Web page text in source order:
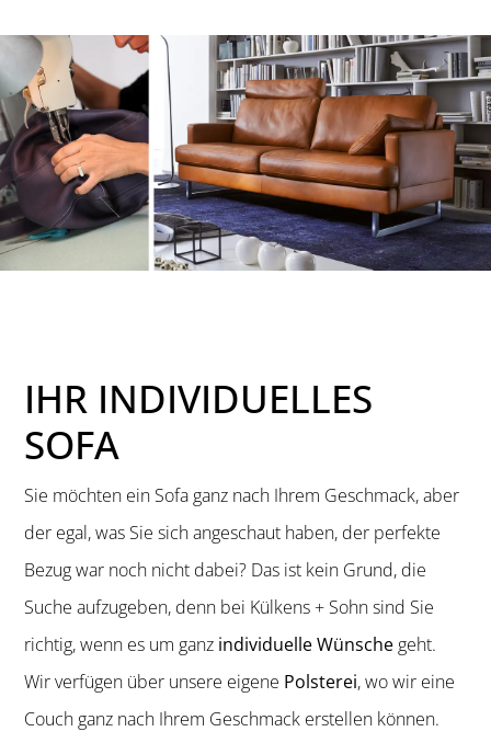
IHR INDIVIDUELLES
SOFA
Sie möchten ein Sofa ganz nach Ihrem Geschmack, aber
der egal, was Sie sich angeschaut haben, der perfekte
Bezug war noch nicht dabei? Das ist kein Grund, die
Suche aufzugeben, denn bei Külkens + Sohn sind Sie
richtig, wenn es um ganz individuelle Wünsche geht.
Wir verfügen über unsere eigene Polsterei, wo wir eine
Couch ganz nach Ihrem Geschmack erstellen können.